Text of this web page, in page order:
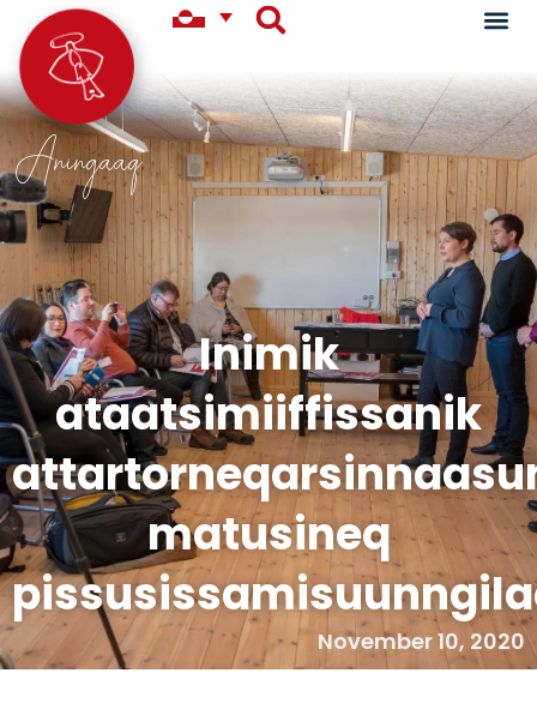
Aningaaq
Inimik
ataatsimiiffissanik
matusineq
November 10, 2020